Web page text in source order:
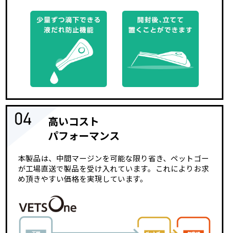
高いコスト
パフォーマンス
本製品は、中間マージンを可能な限り省き、ペットゴー
が工場直送で製品を受け入れています。これによりお求
め頂きやすい価格を実現しています。